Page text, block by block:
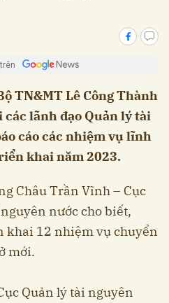
TN&MT Lê Công Thành
các lãnh đạo Quản lý tài
cáo các nhiệm vụ lĩnh
khai năm 2023.
Châu Trần Vĩnh – Cục
nước cho biết,
khai 12 nhiệm vụ chuyển
mới.
Quản lý tài nguyên